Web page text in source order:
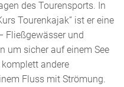
des Tourensports. In
Tourenkajak” ist er eine
Fließgewässer und
um sicher auf einem See
andere
Fluss mit Strömung.